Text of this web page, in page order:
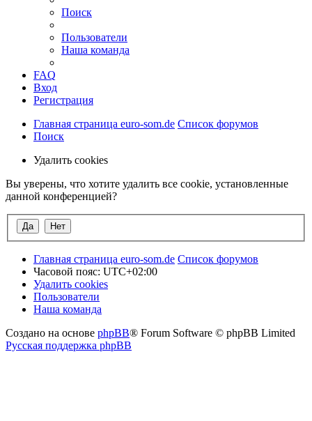
Поиск
Пользователи
Наша команда
FAQ
Вход
Регистрация
Главная страница euro-som.de Список форумов
Поиск
Удалить cookies
Вы уверены, что хотите удалить все cookie, установленные
данной конференцией?
Главная страница euro-som.de Список форумов
Часовой пояс: UTC+02:00
Удалить cookies
Пользователи
Наша команда
Создано на основе phpBB® Forum Software © phpBB Limited
Русская поддержка phpBB